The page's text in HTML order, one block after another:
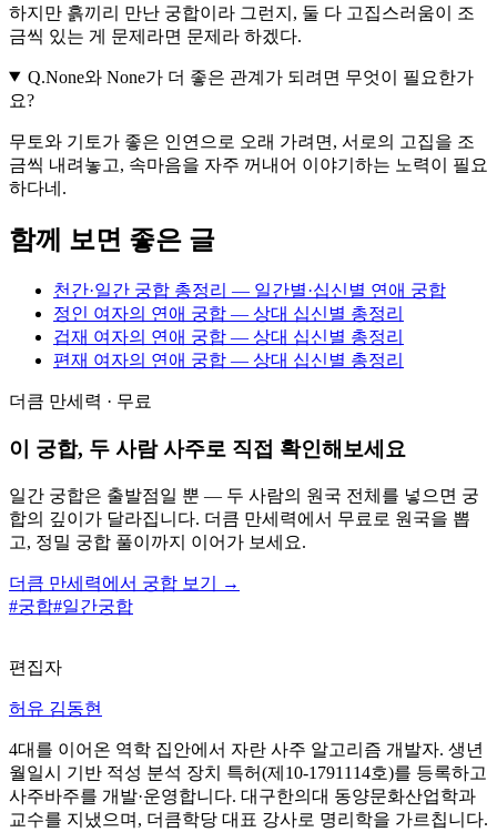
하지만 흙끼리 만난 궁합이라 그런지, 둘 다 고집스러움이 조
금씩 있는 게 문제라면 문제라 하겠다.
Q.None와 None가 더 좋은 관계가 되려면 무엇이 필요한가
요?
무토와 기토가 좋은 인연으로 오래 가려면, 서로의 고집을 조
금씩 내려놓고, 속마음을 자주 꺼내어 이야기하는 노력이 필요
하다네.
함께 보면 좋은 글
천간·일간 궁합 총정리 — 일간별·십신별 연애 궁합
정인 여자의 연애 궁합 — 상대 십신별 총정리
겁재 여자의 연애 궁합 — 상대 십신별 총정리
편재 여자의 연애 궁합 — 상대 십신별 총정리
더큼 만세력 · 무료
이 궁합, 두 사람 사주로 직접 확인해보세요
일간 궁합은 출발점일 뿐 — 두 사람의 원국 전체를 넣으면 궁
합의 깊이가 달라집니다. 더큼 만세력에서 무료로 원국을 뽑
고, 정밀 궁합 풀이까지 이어가 보세요.
더큼 만세력에서 궁합 보기 →
#궁합#일간궁합
편집자
허유 김동현
4대를 이어온 역학 집안에서 자란 사주 알고리즘 개발자. 생년
월일시 기반 적성 분석 장치 특허(제10-1791114호)를 등록하고
사주바주를 개발·운영합니다. 대구한의대 동양문화산업학과
교수를 지냈으며, 더큼학당 대표 강사로 명리학을 가르칩니다.